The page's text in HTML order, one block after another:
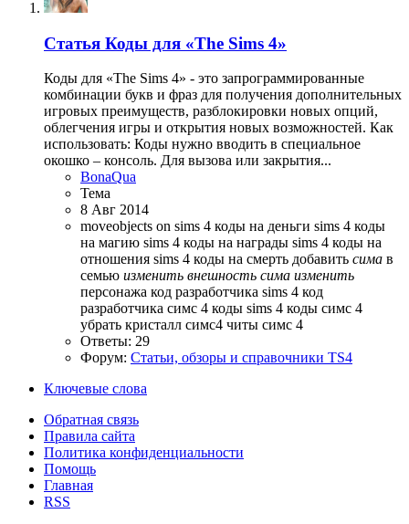
Статья Коды для «The Sims 4»
Коды для «The Sims 4» - это запрограммированные
комбинации букв и фраз для получения дополнительных
игровых преимуществ, разблокировки новых опций,
облегчения игры и открытия новых возможностей. Как
использовать: Коды нужно вводить в специальное
окошко – консоль. Для вызова или закрытия...
BonaQua
Тема
8 Авг 2014
moveobjects on sims 4 коды на деньги sims 4 коды
на магию sims 4 коды на награды sims 4 коды на
отношения sims 4 коды на смерть добавить сима в
семью изменить внешность сима изменить
персонажа код разработчика sims 4 код
разработчика симс 4 коды sims 4 коды симс 4
убрать кристалл симс4 читы симс 4
Ответы: 29
Форум: Статьи, обзоры и справочники TS4
Ключевые слова
Обратная связь
Правила сайта
Политика конфиденциальности
Помощь
Главная
RSS